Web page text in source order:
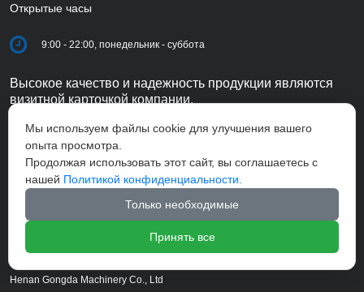
Открытые часы
9:00 - 22:00, понедельник - суббота
Высокое качество и надежность продукции являются
визитной карточкой компании.
Henan Gongda Machinery Co., Ltd
Мы используем файлы cookie для улучшения вашего
опыта просмотра.
Продолжая использовать этот сайт, вы соглашаетесь с
нашей Политикой конфиденциальности.
Только необходимые
Принять все